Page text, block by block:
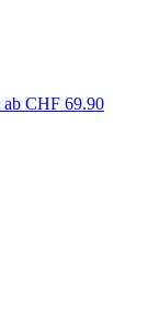
ab CHF 69.90